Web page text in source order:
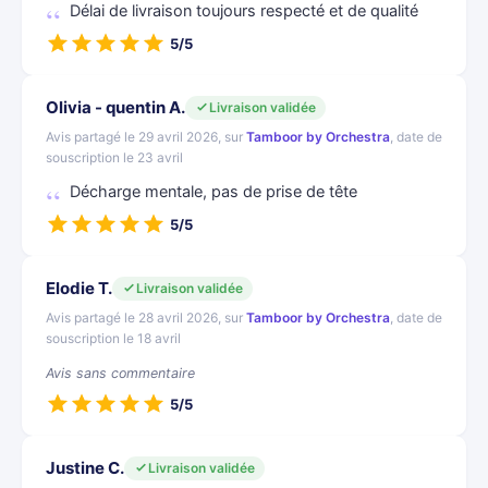
Délai de livraison toujours respecté et de qualité
5/5
Olivia - quentin A.
Livraison validée
Avis partagé le 29 avril 2026, sur Tamboor by Orchestra, date de
souscription le 23 avril
Décharge mentale, pas de prise de tête
5/5
Elodie T.
Livraison validée
Avis partagé le 28 avril 2026, sur Tamboor by Orchestra, date de
souscription le 18 avril
Avis sans commentaire
5/5
Justine C.
Livraison validée